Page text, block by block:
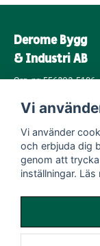
Derome Bygg
& Industri AB
Org. nr: 556202-5196
43248 Varberg
Kontakta oss
Mail:
Instagram
Vi
Vi använder
och erbjuda dig
genom att
inställningar. Läs